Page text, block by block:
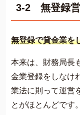
3-2 無登録営
無登録で貸金業を
本来は、財務局長
金業登録をしなけ
業法に則って運営
とがほとんどです。